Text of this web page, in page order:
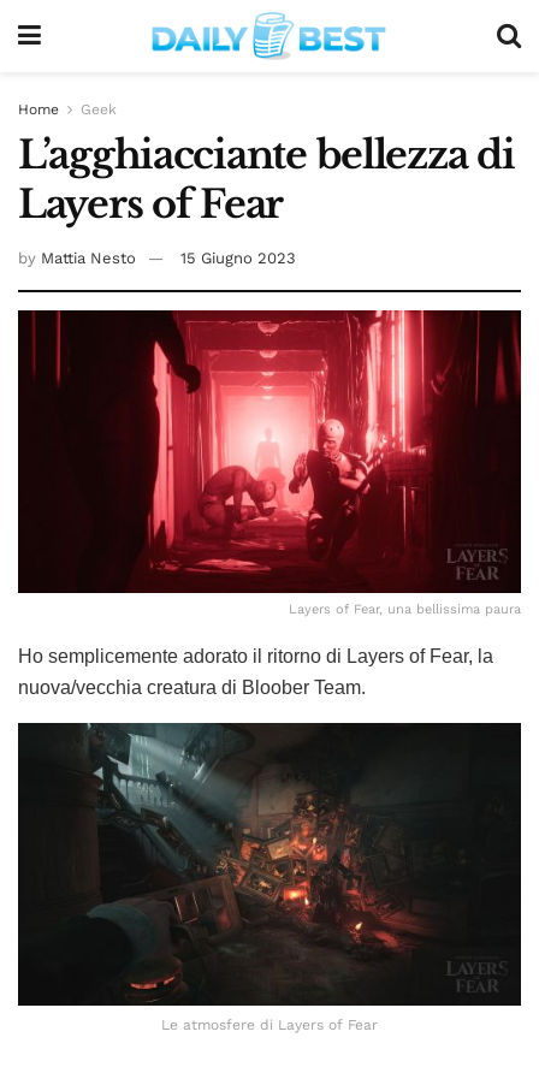
Home Geek
L’agghiacciante bellezza di
Layers of Fear
by Mattia Nesto 15 Giugno 2023
Layers of Fear, una bellissima paura
Ho semplicemente adorato il ritorno di Layers of Fear, la
nuova/vecchia creatura di Bloober Team.
Le atmosfere di Layers of Fear